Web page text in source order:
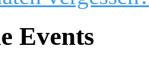
Events